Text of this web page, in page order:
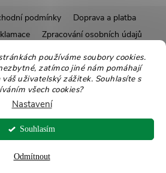
používáme soubory cookies.
zatímco jiné nám pomáhají
uživatelský zážitek. Souhlasíte s
všech cookies?
Nastavení
Odmítnout
Souhlasím
podmínky
Doprava a platba
Zpracování osobních údajů
Affiliate program
Ekologické balení Moje objednávka
Vytvořil Shoptet
cookies